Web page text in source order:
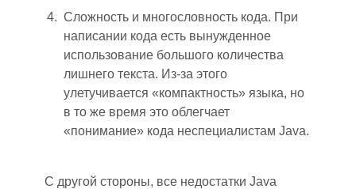
Сложность и многословность кода. При
написании кода есть вынужденное
использование большого количества
лишнего текста. Из-за этого
улетучивается «компактность» языка, но
в то же время это облегчает
«понимание» кода неспециалистам Java.
С другой стороны, все недостатки Java